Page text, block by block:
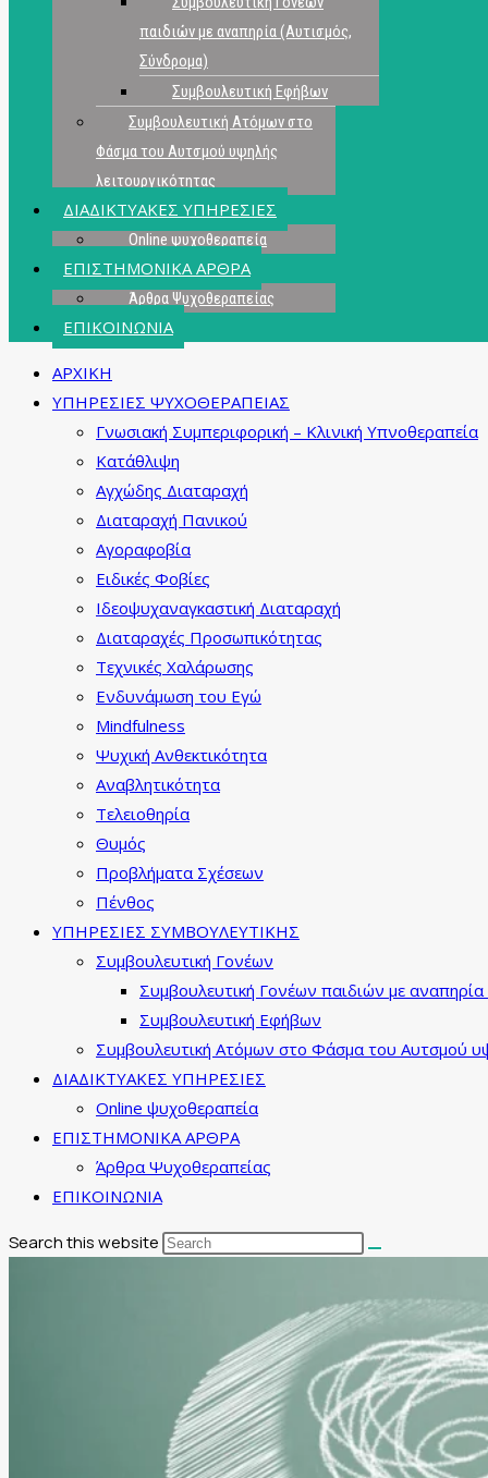
παιδιών με αναπηρία (Αυτισμός,
Σύνδρομα)
Συμβουλευτική Εφήβων
Συμβουλευτική Ατόμων στο
Φάσμα του Αυτσμού υψηλής
λειτουργικότητας
ΔΙΑΔΙΚΤΥΑΚΕΣ ΥΠΗΡΕΣΙΕΣ
Online ψυχοθεραπεία
ΕΠΙΣΤΗΜΟΝΙΚΑ ΑΡΘΡΑ
Άρθρα Ψυχοθεραπείας
ΕΠΙΚΟΙΝΩΝΙΑ
ΑΡΧΙΚΗ
ΥΠΗΡΕΣΙΕΣ ΨΥΧΟΘΕΡΑΠΕΙΑΣ
Γνωσιακή Συμπεριφορική – Κλινική Υπνοθεραπεία
Κατάθλιψη
Αγχώδης Διαταραχή
Διαταραχή Πανικού
Αγοραφοβία
Ειδικές Φοβίες
Ιδεοψυχαναγκαστική Διαταραχή
Διαταραχές Προσωπικότητας
Τεχνικές Χαλάρωσης
Ενδυνάμωση του Εγώ
Mindfulness
Ψυχική Ανθεκτικότητα
Αναβλητικότητα
Τελειοθηρία
Θυμός
Προβλήματα Σχέσεων
Πένθος
ΥΠΗΡΕΣΙΕΣ ΣΥΜΒΟΥΛΕΥΤΙΚΗΣ
Συμβουλευτική Γονέων
Συμβουλευτική Γονέων παιδιών με
Συμβουλευτική Εφήβων
Συμβουλευτική Ατόμων στο Φάσμα του Αυτσμού
ΔΙΑΔΙΚΤΥΑΚΕΣ ΥΠΗΡΕΣΙΕΣ
Online ψυχοθεραπεία
ΕΠΙΣΤΗΜΟΝΙΚΑ ΑΡΘΡΑ
Άρθρα Ψυχοθεραπείας
ΕΠΙΚΟΙΝΩΝΙΑ
Search this website